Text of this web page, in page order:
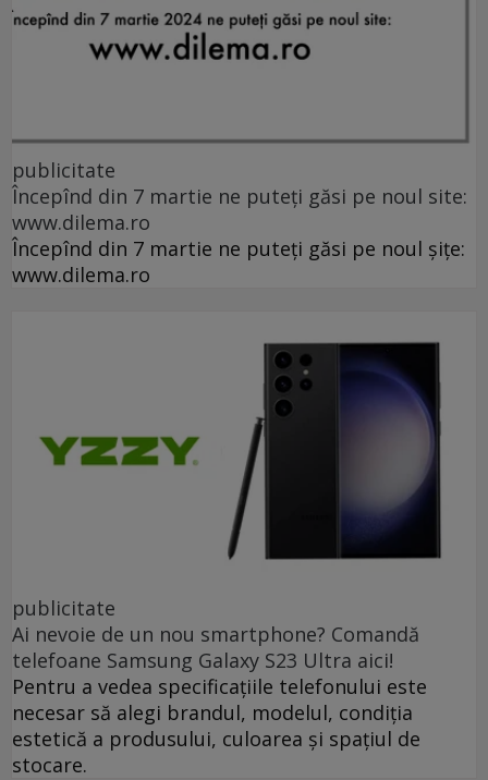
publicitate
Începînd din 7 martie ne puteți găsi pe noul site:
www.dilema.ro
Începînd din 7 martie ne puteți găsi pe noul șițe:
www.dilema.ro
publicitate
Ai nevoie de un nou smartphone? Comandă
telefoane Samsung Galaxy S23 Ultra aici!
Pentru a vedea specificațiile telefonului este
necesar să alegi brandul, modelul, condiția
estetică a produsului, culoarea și spațiul de
stocare.